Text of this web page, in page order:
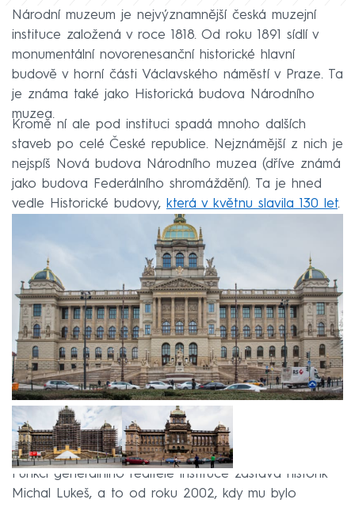
Národní muzeum je nejvýznamnější česká muzejní
instituce založená v roce 1818. Od roku 1891 sídlí v
monumentální novorenesanční historické hlavní
budově v horní části Václavského náměstí v Praze. Ta
je známa také jako Historická budova Národního
muzea.
Kromě ní ale pod instituci spadá mnoho dalších
staveb po celé České republice. Nejznámější z nich je
nejspíš Nová budova Národního muzea (dříve známá
jako budova Federálního shromáždění). Ta je hned
vedle Historické budovy, která v květnu slavila 130 let.
Funkci generálního ředitele instituce zastává historik
Michal Lukeš, a to od roku 2002, kdy mu bylo